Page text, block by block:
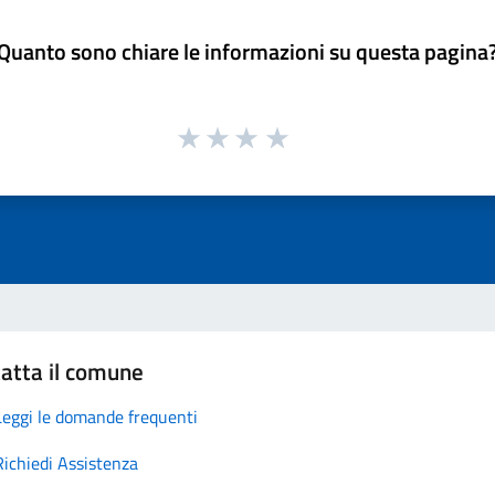
sono chiare le informazioni su questa
il comune
le domande frequenti
Assistenza